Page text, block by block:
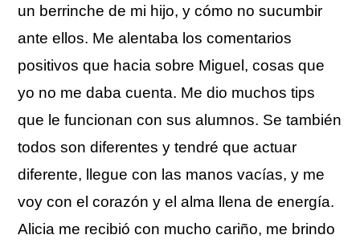
un berrinche de mi hijo, y cómo no sucumbir
ante ellos. Me alentaba los comentarios
positivos que hacia sobre Miguel, cosas que
yo no me daba cuenta. Me dio muchos tips
que le funcionan con sus alumnos. Se también
todos son diferentes y tendré que actuar
diferente, llegue con las manos vacías, y me
voy con el corazón y el alma llena de energía.
Alicia me recibió con mucho cariño, me brindo